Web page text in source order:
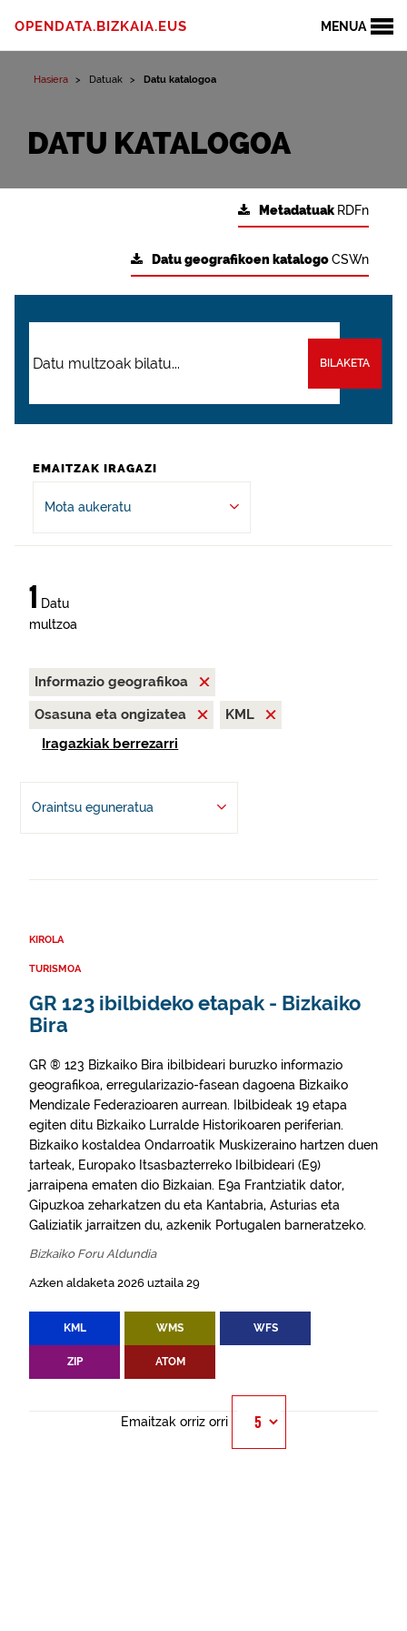
MENUA
OPENDATA.BIZKAIA.EUS
Hasiera Datuak Datu katalogoa
DATU KATALOGOA
Metadatuak RDFn
Datu geografikoen katalogoCSWn
BILAKETA
EMAITZAK IRAGAZI
Mota aukeratu
1 Datu
multzoa
Informazio geografikoa
Osasuna eta ongizatea
KML
Iragazkiak berrezarri
Oraintsu eguneratua
KIROLA
TURISMOA
GR 123 ibilbideko etapak - Bizkaiko
Bira
GR ® 123 Bizkaiko Bira ibilbideari buruzko informazio
geografikoa, erregularizazio-fasean dagoena Bizkaiko
Mendizale Federazioaren aurrean. Ibilbideak 19 etapa
egiten ditu Bizkaiko Lurralde Historikoaren periferian.
Bizkaiko kostaldea Ondarroatik Muskizeraino hartzen duen
tarteak, Europako Itsasbazterreko Ibilbideari (E9)
jarraipena ematen dio Bizkaian. E9a Frantziatik dator,
Gipuzkoa zeharkatzen du eta Kantabria, Asturias eta
Galiziatik jarraitzen du, azkenik Portugalen barneratzeko.
Bizkaiko Foru Aldundia
Azken aldaketa 2026 uztaila 29
KML WMS WFS
ZIP ATOM
Emaitzak orriz orri